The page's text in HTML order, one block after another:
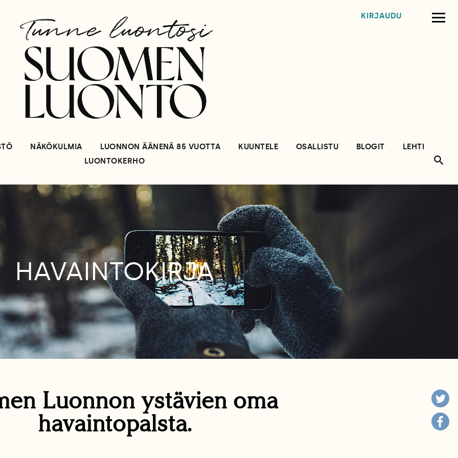
KIRJAUDU
NÄKÖKULMIA LUONNON ÄÄNENÄ 85 VUOTTA KUUNTELE OSALLISTU BLOGIT
LEHTI
LUONTOKERHO
HAVAINTOKIRJA
Luonnon ystävien oma
havaintopalsta.